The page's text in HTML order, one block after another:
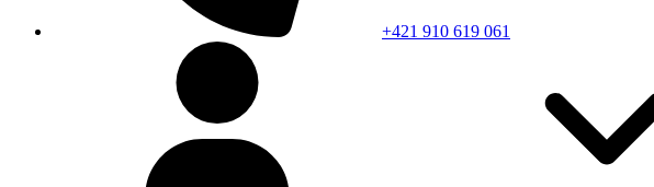
+421 910 619 061